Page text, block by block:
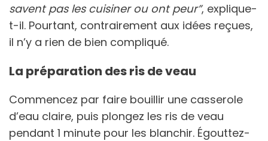
savent pas les cuisiner ou ont peur”, explique-
t-il. Pourtant, contrairement aux idées reçues,
il n’y a rien de bien compliqué.
La préparation des ris de veau
Commencez par faire bouillir une casserole
d’eau claire, puis plongez les ris de veau
pendant 1 minute pour les blanchir. Égouttez-